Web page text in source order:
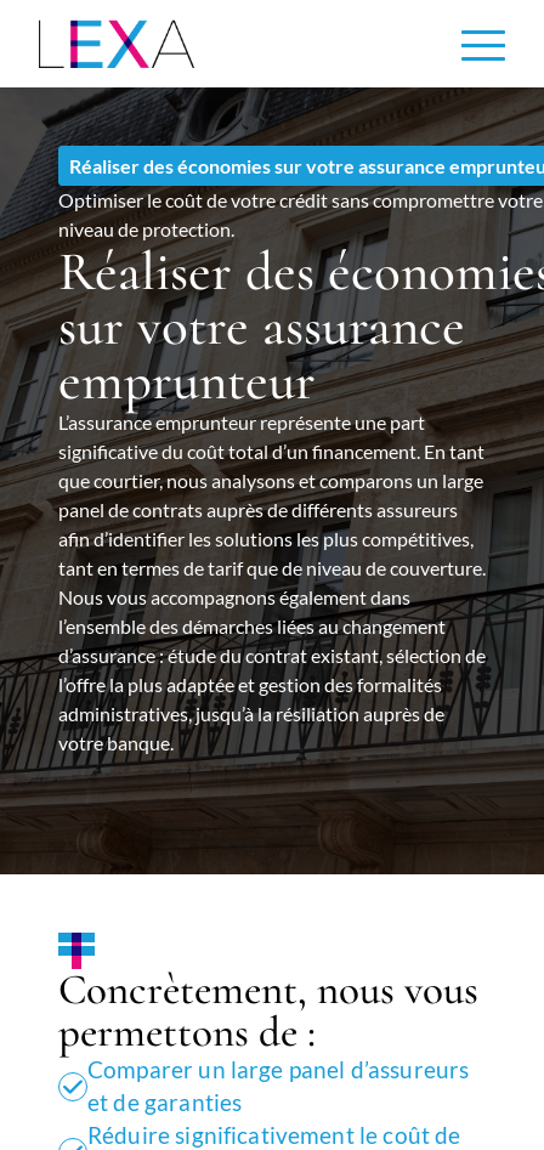
contenu
principal
Réaliser des économies sur votre assurance
Optimiser le coût de votre crédit sans compromettre votre
niveau de protection.
Réaliser des
sur votre assurance
emprunteur
L’assurance emprunteur représente une part
significative du coût total d’un financement. En tant
que courtier, nous analysons et comparons un large
panel de contrats auprès de différents assureurs
afin d’identifier les solutions les plus compétitives,
tant en termes de tarif que de niveau de couverture.
Nous vous accompagnons également dans
l’ensemble des démarches liées au changement
d’assurance : étude du contrat existant, sélection de
l’offre la plus adaptée et gestion des formalités
administratives, jusqu’à la résiliation auprès de
votre banque.
Concrètement, nous vous
permettons de :
Comparer un large panel d’assureurs
et de garanties
Réduire significativement le coût de